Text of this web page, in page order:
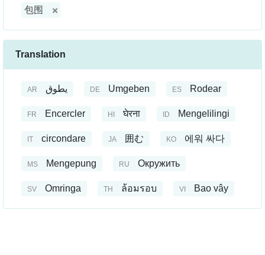
包围
Translation
AR يطوق DE Umgeben ES Rodear
FR Encercler HI घेरना ID Mengelilingi
IT circondare JA 囲む KO 에워 싸다
MS Mengepung RU Окружить
SV Omringa TH ล้อมรอบ VI Bao vây